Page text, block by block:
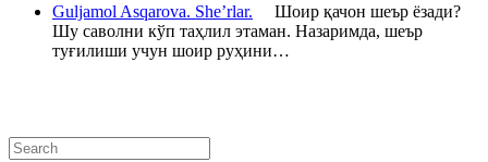
Guljamol Asqarova. She’rlar. Шоир қачон шеър ёзади?
Шу саволни кўп таҳлил этаман. Назаримда, шеър
туғилиши учун шоир руҳини…